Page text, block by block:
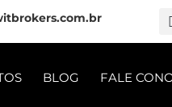
BLOG FALE